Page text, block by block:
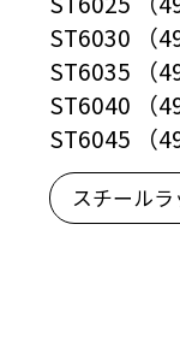
ST6030 （
ST6035 （
ST6040 （
ST6045 （
スチール